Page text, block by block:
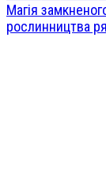
Магія
рослинництва